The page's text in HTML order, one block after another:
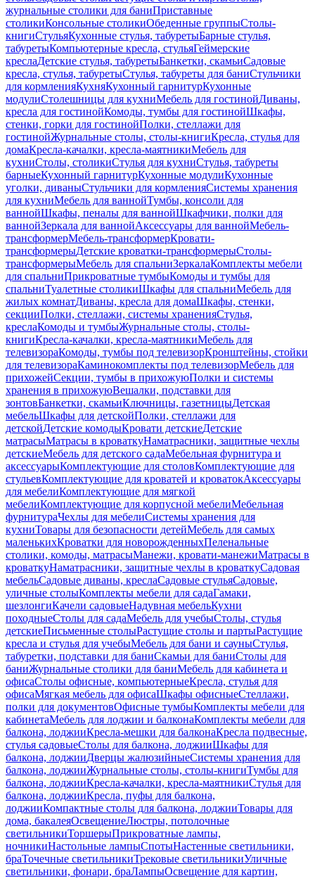
журнальные столики для баниПриставные
столикиКонсольные столикиОбеденные группыСтолы-
книгиСтульяКухонные стулья, табуретыБарные стулья,
табуретыКомпьютерные кресла, стульяГеймерские
креслаДетские стулья, табуретыБанкетки, скамьиСадовые
кресла, стулья, табуретыСтулья, табуреты для баниСтульчики
для кормленияКухняКухонный гарнитурКухонные
модулиСтолешницы для кухниМебель для гостинойДиваны,
кресла для гостинойКомоды, тумбы для гостинойШкафы,
стенки, горки для гостинойПолки, стеллажи для
гостинойЖурнальные столы, столы-книгиКресла, стулья для
домаКресла-качалки, кресла-маятникиМебель для
кухниСтолы, столикиСтулья для кухниСтулья, табуреты
барныеКухонный гарнитурКухонные модулиКухонные
уголки, диваныСтульчики для кормленияСистемы хранения
для кухниМебель для ваннойТумбы, консоли для
ваннойШкафы, пеналы для ваннойШкафчики, полки для
ваннойЗеркала для ваннойАксессуары для ваннойМебель-
трансформерМебель-трансформерКровати-
трансформерыДетские кроватки-трансформерыСтолы-
трансформерыМебель для спальниЗеркалаКомплекты мебели
для спальниПрикроватные тумбыКомоды и тумбы для
спальниТуалетные столикиШкафы для спальниМебель для
жилых комнатДиваны, кресла для домаШкафы, стенки,
секцииПолки, стеллажи, системы храненияСтулья,
креслаКомоды и тумбыЖурнальные столы, столы-
книгиКресла-качалки, кресла-маятникиМебель для
телевизораКомоды, тумбы под телевизорКронштейны, стойки
для телевизораКаминокомплекты под телевизорМебель для
прихожейСекции, тумбы в прихожуюПолки и системы
хранения в прихожуюВешалки, подставки для
зонтовБанкетки, скамьиКлючницы, газетницыДетская
мебельШкафы для детскойПолки, стеллажи для
детскойДетские комодыКровати детскиеДетские
матрасыМатрасы в кроваткуНаматрасники, защитные чехлы
детскиеМебель для детского садаМебельная фурнитура и
аксессуарыКомплектующие для столовКомплектующие для
стульевКомплектующие для кроватей и кроватокАксессуары
для мебелиКомплектующие для мягкой
мебелиКомплектующие для корпусной мебелиМебельная
фурнитураЧехлы для мебелиСистемы хранения для
кухниТовары для безопасности детейМебель для самых
маленькихКроватки для новорожденныхПеленальные
столики, комоды, матрасыМанежи, кровати-манежиМатрасы в
кроваткуНаматрасники, защитные чехлы в кроваткуСадовая
мебельСадовые диваны, креслаСадовые стульяСадовые,
уличные столыКомплекты мебели для садаГамаки,
шезлонгиКачели садовыеНадувная мебельКухни
походныеСтолы для садаМебель для учебыСтолы, стулья
детскиеПисьменные столыРастущие столы и партыРастущие
кресла и стулья для учебыМебель для бани и сауныСтулья,
табуретки, подставки для баниСкамьи для баниСтолы для
баниЖурнальные столики для баниМебель для кабинета и
офисаСтолы офисные, компьютерныеКресла, стулья для
офисаМягкая мебель для офисаШкафы офисныеСтеллажи,
полки для документовОфисные тумбыКомплекты мебели для
кабинетаМебель для лоджии и балконаКомплекты мебели для
балкона, лоджииКресла-мешки для балконаКресла подвесные,
стулья садовыеСтолы для балкона, лоджииШкафы для
балкона, лоджииДверцы жалюзийныеСистемы хранения для
балкона, лоджииЖурнальные столы, столы-книгиТумбы для
балкона, лоджииКресла-качалки, кресла-маятникиСтулья для
балкона, лоджииКресла, пуфы для балкона,
лоджииКомпактные столы для балкона, лоджииТовары для
дома, бакалеяОсвещениеЛюстры, потолочные
светильникиТоршерыПрикроватные лампы,
ночникиНастольные лампыСпотыНастенные светильники,
браТочечные светильникиТрековые светильникиУличные
светильники, фонари, браЛампыОсвещение для картин,